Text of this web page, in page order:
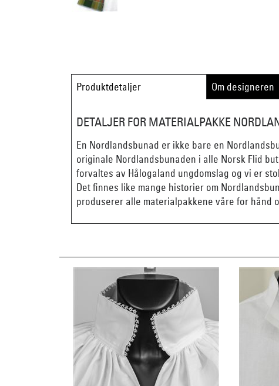
Produktdetaljer Om designeren
DETALJER FOR MATERIALPAKKE
En Nordlandsbunad er ikke bare en
originale Nordlandsbunaden i alle Norsk Flid
forvaltes av Hålogaland ungdomslag og vi er
Det finnes like mange historier om
produserer alle materialpakkene våre for hånd